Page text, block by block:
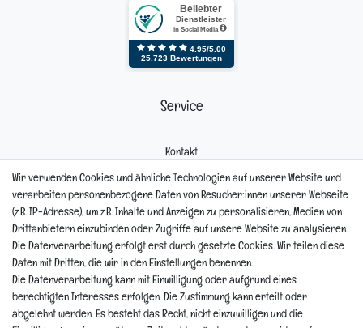
Service
Kontakt
Reklamation
Informationen
Hinweis zur Entsorgung von Altbaterien
Wir verwenden Cookies und ähnliche Technologien auf unserer Website und
verarbeiten personenbezogene Daten von Besucher:innen unserer Webseite
(z.B. IP-Adresse), um z.B. Inhalte und Anzeigen zu personalisieren, Medien von
Drittanbietern einzubinden oder Zugriffe auf unsere Website zu analysieren.
Die Datenverarbeitung erfolgt erst durch gesetzte Cookies. Wir teilen diese
Daten mit Dritten, die wir in den Einstellungen benennen.
Die Datenverarbeitung kann mit Einwilligung oder aufgrund eines
berechtigten Interesses erfolgen. Die Zustimmung kann erteilt oder
abgelehnt werden. Es besteht das Recht, nicht einzuwilligen und die